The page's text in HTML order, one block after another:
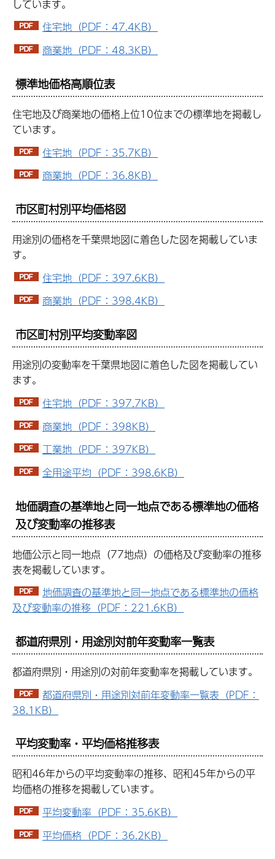
しています。
住宅地（PDF：47.4KB）
商業地（PDF：48.3KB）
標準地価格高順位表
住宅地及び商業地の価格上位10位までの標準地を掲載し
ています。
住宅地（PDF：35.7KB）
商業地（PDF：36.8KB）
市区町村別平均価格図
用途別の価格を千葉県地図に着色した図を掲載していま
す。
住宅地（PDF：397.6KB）
商業地（PDF：398.4KB）
市区町村別平均変動率図
用途別の変動率を千葉県地図に着色した図を掲載してい
ます。
住宅地（PDF：397.7KB）
商業地（PDF：398KB）
工業地（PDF：397KB）
全用途平均（PDF：398.6KB）
地価調査の基準地と同一地点である標準地の価格
及び変動率の推移表
地価公示と同一地点（77地点）の価格及び変動率の推移
表を掲載しています。
地価調査の基準地と同一地点である標準地の価格
及び変動率の推移（PDF：221.6KB）
都道府県別・用途別対前年変動率一覧表
都道府県別・用途別の対前年変動率を掲載しています。
都道府県別・用途別対前年変動率一覧表（PDF：
38.1KB）
平均変動率・平均価格推移表
昭和46年からの平均変動率の推移、昭和45年からの平
均価格の推移を掲載しています。
平均変動率（PDF：35.6KB）
平均価格（PDF：36.2KB）